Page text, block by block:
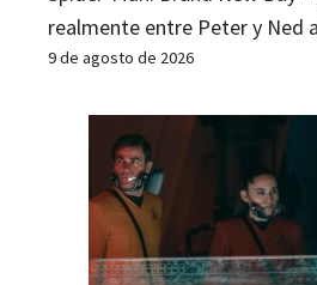
realmente entre Peter y Ned
9 de agosto de 2026